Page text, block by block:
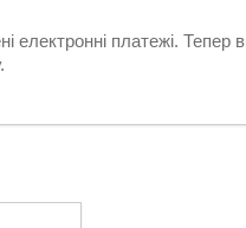
електронні платежі.